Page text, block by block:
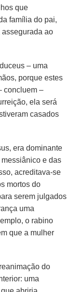
que
família do pai,
ao
– uma
porque estes
concluem –
ela será
casados
era dominante
e das
acreditava-se
mortos do
serem julgados
uma
o rabino
que a mulher
do
uma